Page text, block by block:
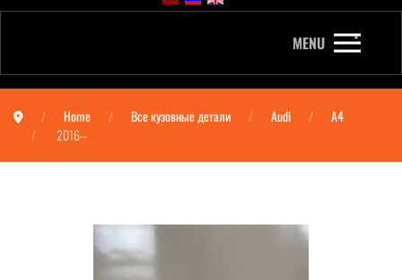
MENU
Home Все кузовные детали Audi
A4
2016--